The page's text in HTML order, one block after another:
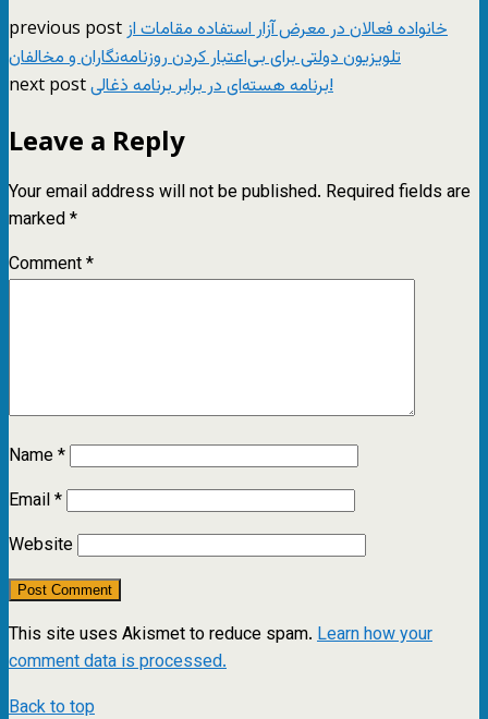
previous post خانواده‌ فعالان در معرض آزار استفاده‌ مقامات از
تلویزیون دولتی برای بی‌اعتبار کردن روزنامه‌نگاران و مخالفان
next post برنامه هسته‌ای در برابر برنامه ذغالی!
Leave a Reply
Your email address will not be published. Required fields are
marked*
Comment*
Name*
Email*
Website
This site uses Akismet to reduce spam. Learn how your
comment data is processed.
Back to top